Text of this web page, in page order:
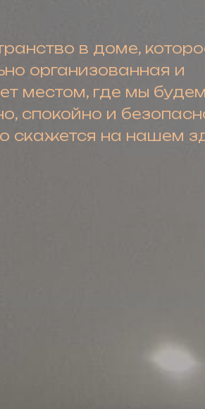
в доме,
организованная и
местом, где мы будем
спокойно и
скажется на нашем